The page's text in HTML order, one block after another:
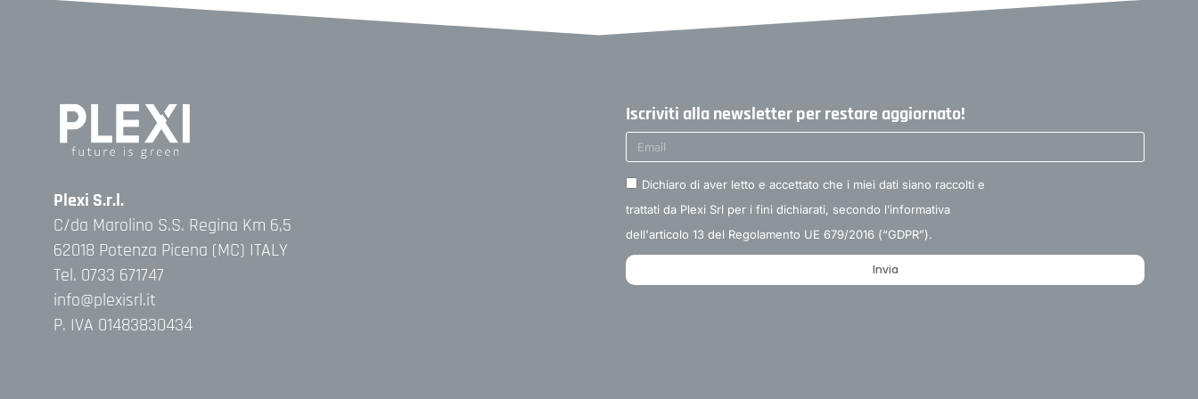
Plexi S.r.l.
C/da Marolino S.S. Regina Km 6,5
62018 Potenza Picena (MC) ITALY
Tel. 0733 671747
info@plexisrl.it
P. IVA 01483830434
Iscriviti alla newsletter per restare aggiornato!
Dichiaro di aver letto e accettato che i miei dati siano raccolti e
trattati da Plexi Srl per i fini dichiarati, secondo l’informativa
dell'articolo 13 del Regolamento UE 679/2016 (“GDPR”).
Invia